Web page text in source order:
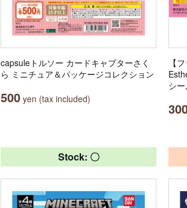
capsuleトルソー カードキャプターさく
ら ミニチュア＆パッケージコレクション
500 yen (tax included)
【
シ
Stock: 〇